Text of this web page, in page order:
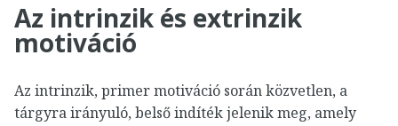
Az intrinzik és extrinzik
motiváció
Az intrinzik, primer motiváció során közvetlen, a
tárgyra irányuló, belső indíték jelenik meg, amely